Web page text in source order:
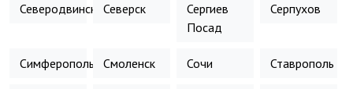
Северодвинск Северск
Сергиев
Посад
Серпухов
Симферополь Смоленск Сочи Ставрополь